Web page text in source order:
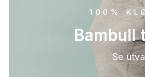
100%
Bambull
Se